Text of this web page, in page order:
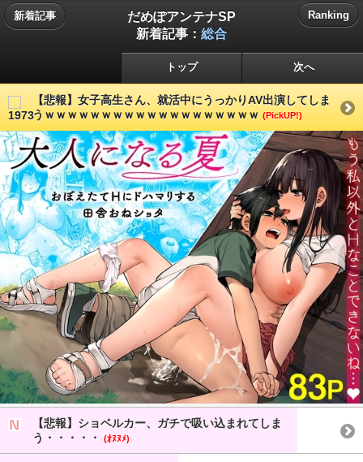
新着記事
だめぽアンテナSP
新着記事： 総合
Ranking
トップ 次へ
【悲報】女子高生さん、就活中にうっかりAV出演してしま
うｗｗｗｗｗｗｗｗｗｗｗｗｗｗｗｗｗｗｗ (PickUP!)
【悲報】ショベルカー、ガチで吸い込まれてしま
う・・・・・
(ｵﾇﾇﾒ)